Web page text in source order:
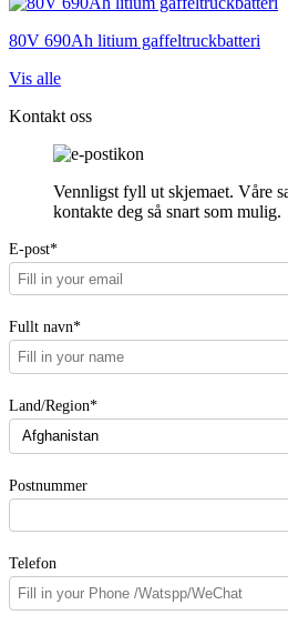
80V 690Ah litium gaffeltruckbatteri
Vis alle
Kontakt oss
Vennligst fyll ut skjemaet. Våre
kontakte deg så snart som mulig.
E-post*
Fullt navn*
Land/Region*
Postnummer
Telefon